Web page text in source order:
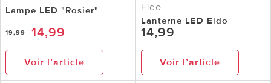
Lampe LED "Rosier"
19,99 14,99
Voir l’article
Eldo
Lanterne LED Eldo
14,99
Voir l’article